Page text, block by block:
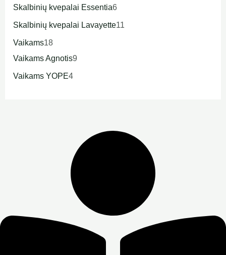
Skalbinių kvepalai Essentia6
Skalbinių kvepalai Lavayette11
Vaikams18
Vaikams Agnotis9
Vaikams YOPE4